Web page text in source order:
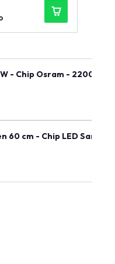
- Chip Osram - 2200
60 cm - Chip LED